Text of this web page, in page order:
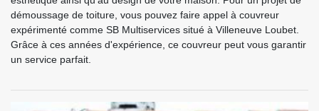
démoussage de toiture, vous pouvez faire appel à couvreur
expérimenté comme SB Multiservices situé à Villeneuve Loubet.
Grâce à ces années d'expérience, ce couvreur peut vous garantir
un service parfait.